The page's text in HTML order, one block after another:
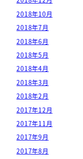
2018年10月
2018年7月
2018年6月
2018年5月
2018年4月
2018年3月
2018年2月
2017年12月
2017年11月
2017年9月
2017年8月